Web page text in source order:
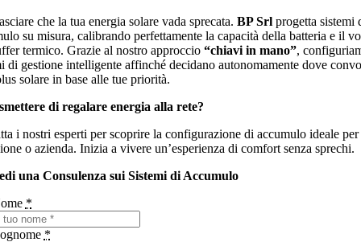
che la tua energia solare vada sprecata. BP Srl progetta sistemi
su misura, calibrando perfettamente la capacità della batteria e il
termico. Grazie al nostro approccio “chiavi in mano”,
di gestione intelligente affinché decidano autonomamente dove
solare in base alle tue priorità.
di regalare energia alla rete?
i nostri esperti per scoprire la configurazione di accumulo ideale per
o azienda. Inizia a vivere un’esperienza di comfort senza sprechi.
una Consulenza sui Sistemi di Accumulo
*
*